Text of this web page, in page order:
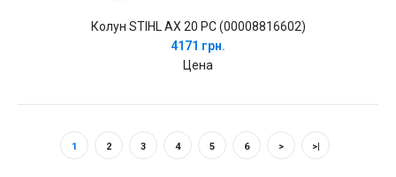
Колун STIHL AX 20 PC (00008816602)
4171 грн.
Цена
1 2 3 4 5 6 > >|